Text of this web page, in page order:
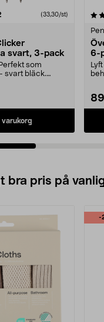
(33,30/st)
svart, 3-pack
som
svart bläck.
varukorg
6-
bra pris på
-